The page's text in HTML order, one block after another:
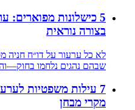
5 כישלונות מפוארים:
בצורה נוראית
לא כל ערעור על דו״ח חניה
שבהם נהגים נלחמו
7 עילות משפטיות
מקרי מבחן